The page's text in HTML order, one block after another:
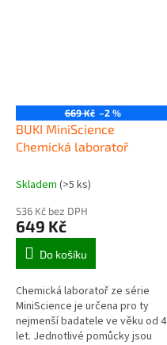
669 Kč –2 %
BUKI MiniScience
Chemická laboratoř
Skladem (>5 ks)
536 Kč bez DPH
649 Kč
Do košíku
Chemická laboratoř ze série
MiniScience je určena pro ty
nejmenší badatele ve věku od 4
let. Jednotlivé pomůcky jsou